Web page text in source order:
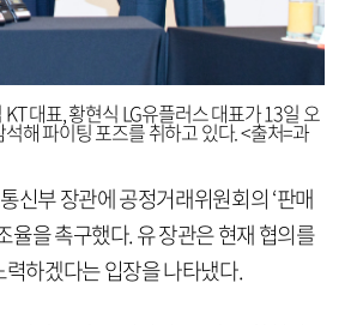
대표, 황현식 LG유플러스 대표가 13일 오
해 파이팅 포즈를 취하고 있다. <출처=과
신부 장관에 공정거래위원회의 ‘판매
율을 촉구했다. 유 장관은 현재 협의를
하겠다는 입장을 나타냈다.